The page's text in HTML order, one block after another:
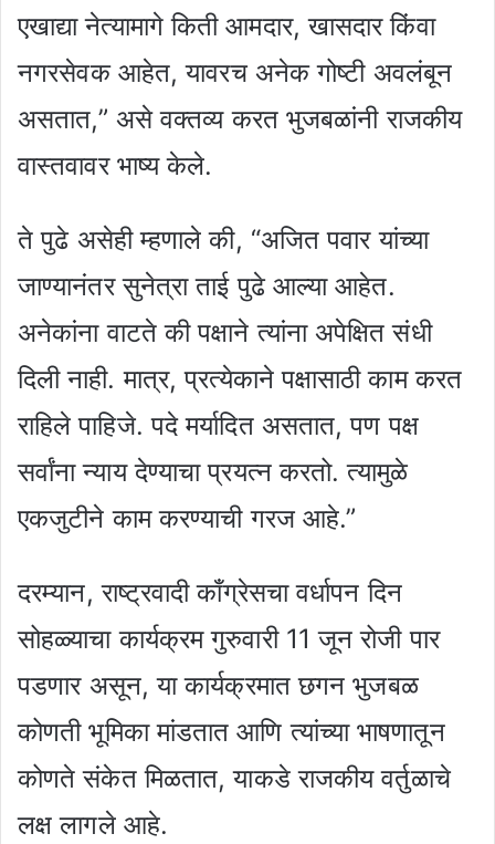
एखाद्या नेत्यामागे किती आमदार, खासदार किंवा
नगरसेवक आहेत, यावरच अनेक गोष्टी अवलंबून
असतात,” असे वक्तव्य करत भुजबळांनी राजकीय
वास्तवावर भाष्य केले.
ते पुढे असेही म्हणाले की, “अजित पवार यांच्या
जाण्यानंतर सुनेत्रा ताई पुढे आल्या आहेत.
अनेकांना वाटते की पक्षाने त्यांना अपेक्षित संधी
दिली नाही. मात्र, प्रत्येकाने पक्षासाठी काम करत
राहिले पाहिजे. पदे मर्यादित असतात, पण पक्ष
सर्वांना न्याय देण्याचा प्रयत्न करतो. त्यामुळे
एकजुटीने काम करण्याची गरज आहे.”
दरम्यान, राष्ट्रवादी काँग्रेसचा वर्धापन दिन
सोहळ्याचा कार्यक्रम गुरुवारी 11 जून रोजी पार
पडणार असून, या कार्यक्रमात छगन भुजबळ
कोणती भूमिका मांडतात आणि त्यांच्या भाषणातून
कोणते संकेत मिळतात, याकडे राजकीय वर्तुळाचे
लक्ष लागले आहे.